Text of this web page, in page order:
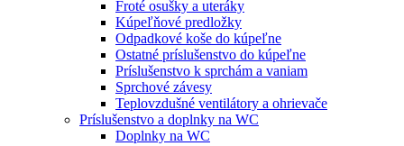
Froté osušky a uteráky
Kúpeľňové predložky
Odpadkové koše do kúpeľne
Ostatné príslušenstvo do kúpeľne
Príslušenstvo k sprchám a vaniam
Sprchové závesy
Teplovzdušné ventilátory a ohrievače
Príslušenstvo a doplnky na WC
Doplnky na WC